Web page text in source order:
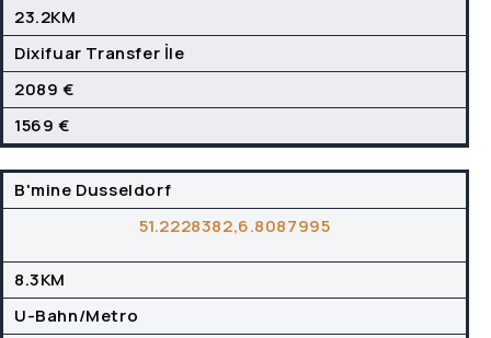
23.2KM
Dixifuar Transfer İle
2089 €
1569 €
B'mine Dusseldorf
51.2228382,6.8087995
8.3KM
U-Bahn/Metro